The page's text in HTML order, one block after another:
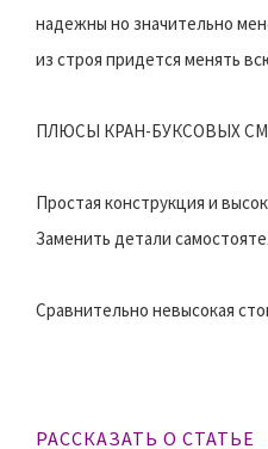
надежны но значительно
из строя придется менять
ПЛЮСЫ КРАН-БУКСОВЫХ
Простая конструкция и
Заменить детали
Сравнительно невысокая
РАССКАЗАТЬ О СТАТЬЕ